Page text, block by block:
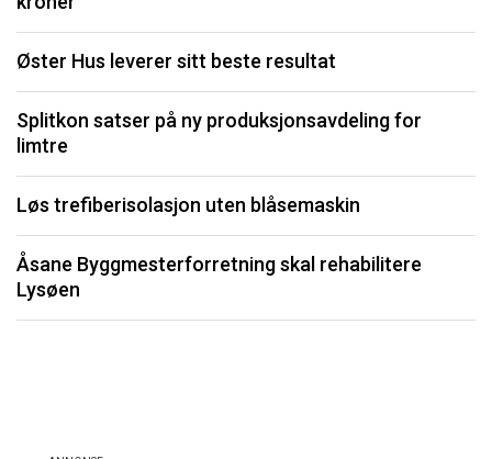
Øster Hus leverer sitt beste resultat
Splitkon satser på ny produksjonsavdeling for
limtre
Løs trefiberisolasjon uten blåsemaskin
Åsane Byggmesterforretning skal rehabilitere
Lysøen